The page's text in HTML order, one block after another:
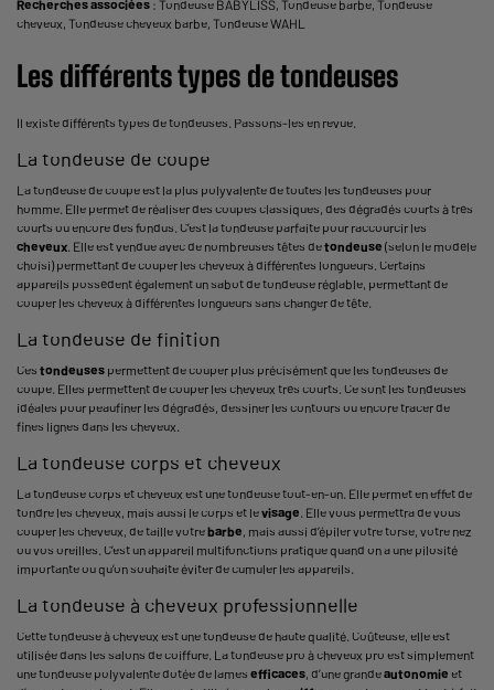
Recherches associées : Tondeuse BABYLISS, Tondeuse barbe, Tondeuse
cheveux, Tondeuse cheveux barbe, Tondeuse WAHL
Les différents types de tondeuses
Il existe différents types de tondeuses. Passons-les en revue.
La tondeuse de coupe
La tondeuse de coupe est la plus polyvalente de toutes les tondeuses pour
homme. Elle permet de réaliser des coupes classiques, des dégradés courts à très
courts ou encore des fondus. C’est la tondeuse parfaite pour raccourcir les
cheveux. Elle est vendue avec de nombreuses têtes detondeuse (selon le modèle
choisi) permettant de couper les cheveux à différentes longueurs. Certains
appareils possèdent également un sabot de tondeuse réglable, permettant de
couper les cheveux à différentes longueurs sans changer de tête.
La tondeuse de finition
Ces tondeuses permettent de couper plus précisément que les tondeuses de
coupe. Elles permettent de couper les cheveux très courts. Ce sont les tondeuses
idéales pour peaufiner les dégradés, dessiner les contours ou encore tracer de
fines lignes dans les cheveux.
La tondeuse corps et cheveux
La tondeuse corps et cheveux est une tondeuse tout-en-un. Elle permet en effet de
tondre les cheveux, mais aussi le corps et levisage. Elle vous permettra de vous
couper les cheveux, de taille votrebarbe, mais aussi d’épiler votre torse, votre nez
ou vos oreilles. C’est un appareil multifonctions pratique quand on a une pilosité
importante ou qu’on souhaite éviter de cumuler les appareils.
La tondeuse à cheveux professionnelle
Cette tondeuse à cheveux est une tondeuse de haute qualité. Coûteuse, elle est
utilisée dans les salons de coiffure. La tondeuse pro à cheveux pro est simplement
une tondeuse polyvalente dotée de lames efficaces, d’une grandeautonomie et